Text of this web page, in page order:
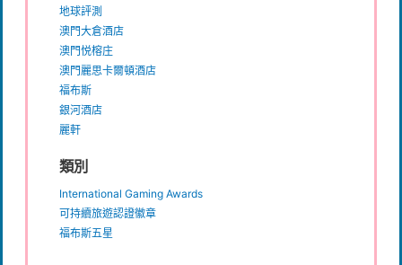
地球評測
澳門大倉酒店
澳門悦榕庄
澳門麗思卡爾頓酒店
福布斯
銀河酒店
麗軒
類別
International Gaming Awards
可持續旅遊認證徽章
福布斯五星